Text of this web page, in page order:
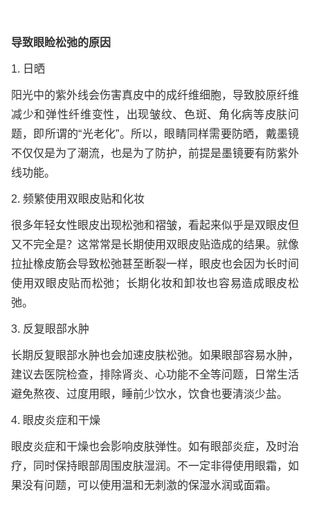
导致眼睑松弛的原因
1. 日晒
阳光中的紫外线会伤害真皮中的成纤维细胞，导致胶原纤维
减少和弹性纤维变性，出现皱纹、色斑、角化病等皮肤问
题，即所谓的“光老化”。所以，眼睛同样需要防晒，戴墨镜
不仅仅是为了潮流，也是为了防护，前提是墨镜要有防紫外
线功能。
2. 频繁使用双眼皮贴和化妆
很多年轻女性眼皮出现松弛和褶皱，看起来似乎是双眼皮但
又不完全是？这常常是长期使用双眼皮贴造成的结果。就像
拉扯橡皮筋会导致松弛甚至断裂一样，眼皮也会因为长时间
使用双眼皮贴而松弛；长期化妆和卸妆也容易造成眼皮松
弛。
3. 反复眼部水肿
长期反复眼部水肿也会加速皮肤松弛。如果眼部容易水肿，
建议去医院检查，排除肾炎、心功能不全等问题，日常生活
避免熬夜、过度用眼，睡前少饮水，饮食也要清淡少盐。
4. 眼皮炎症和干燥
眼皮炎症和干燥也会影响皮肤弹性。如有眼部炎症，及时治
疗，同时保持眼部周围皮肤湿润。不一定非得使用眼霜，如
果没有问题，可以使用温和无刺激的保湿水润或面霜。